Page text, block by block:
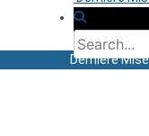
Dernière